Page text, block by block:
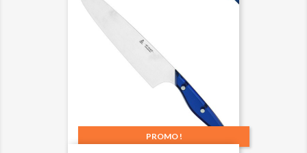
PROMO !